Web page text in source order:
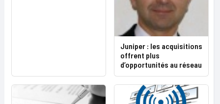
Juniper : les acquisitions
offrent plus
d’opportunités au réseau